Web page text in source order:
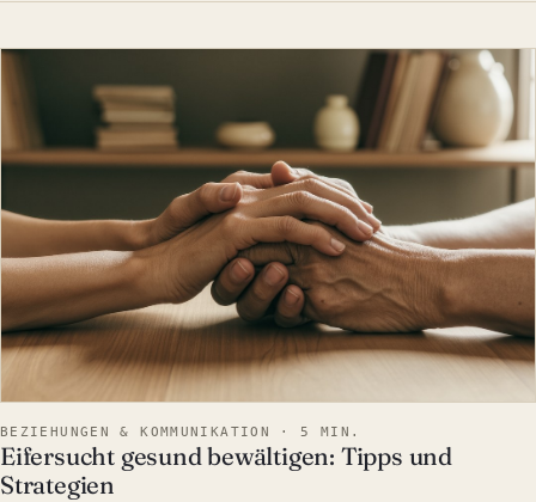
BEZIEHUNGEN & KOMMUNIKATION · 5 MIN.
Eifersucht gesund bewältigen: Tipps und
Strategien